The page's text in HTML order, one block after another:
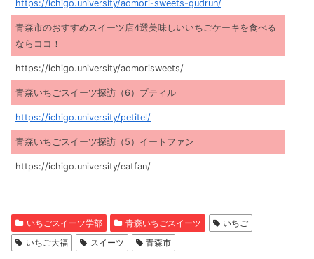
https://ichigo.university/aomori-sweets-gudrun/
青森市のおすすめスイーツ店4選美味しいいちごケーキを食べる
ならココ！
https://ichigo.university/aomorisweets/
青森いちごスイーツ探訪（6）プティル
https://ichigo.university/petitel/
青森いちごスイーツ探訪（5）イートファン
https://ichigo.university/eatfan/
いちごスイーツ学部 青森いちごスイーツ
いちご
いちご大福
スイーツ 青森市